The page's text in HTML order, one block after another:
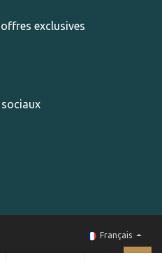
exclusives
sociaux
Français